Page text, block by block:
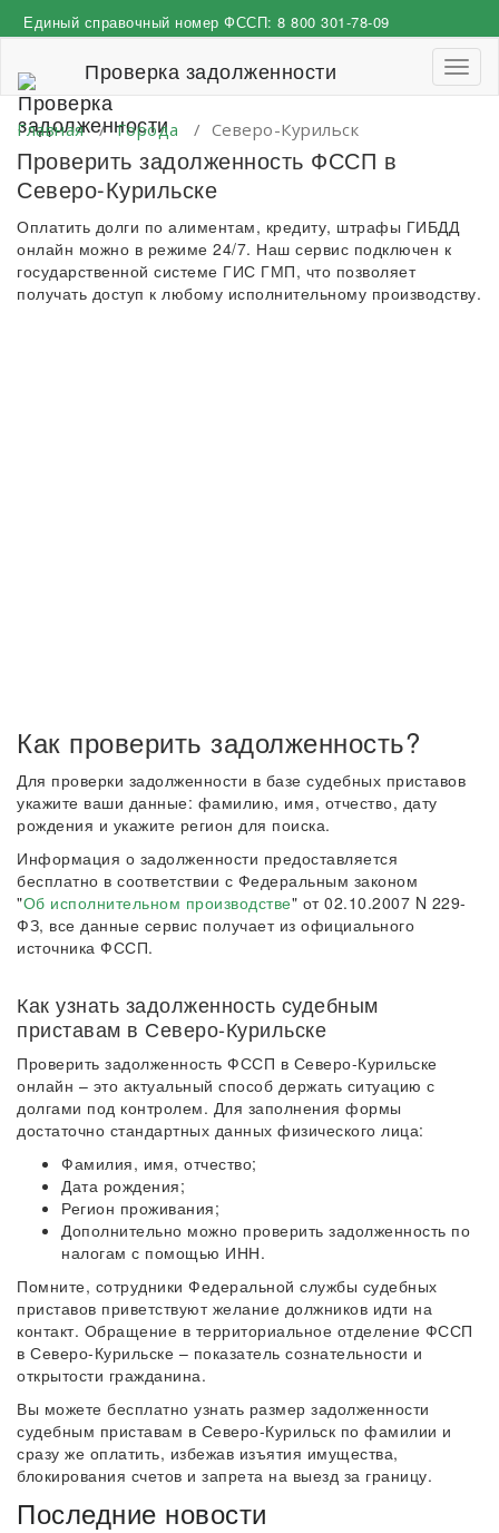
к
Единый справочный номер ФССП: 8 800 301-78-09
Проверка задолженности
Главная/Города / Северо-Курильск
Проверить задолженность ФССП в
Северо-Курильске
Оплатить долги по алиментам, кредиту, штрафы ГИБДД
онлайн можно в режиме 24/7. Наш сервис подключен к
государственной системе ГИС ГМП, что позволяет
получать доступ к любому исполнительному производству.
Как проверить задолженность?
Для проверки задолженности в базе судебных приставов
укажите ваши данные: фамилию, имя, отчество, дату
рождения и укажите регион для поиска.
Информация о задолженности предоставляется
бесплатно в соответствии с Федеральным законом
"Об исполнительном производстве" от 02.10.2007 N 229-
ФЗ, все данные сервис получает из официального
источника ФССП.
Как узнать задолженность судебным
приставам в Северо-Курильске
Проверить задолженность ФССП в Северо-Курильске
онлайн – это актуальный способ держать ситуацию с
долгами под контролем. Для заполнения формы
достаточно стандартных данных физического лица:
Фамилия, имя, отчество;
Дата рождения;
Регион проживания;
Дополнительно можно проверить задолженность по
налогам с помощью ИНН.
Помните, сотрудники Федеральной службы судебных
приставов приветствуют желание должников идти на
контакт. Обращение в территориальное отделение ФССП
в Северо-Курильске – показатель сознательности и
открытости гражданина.
Вы можете бесплатно узнать размер задолженности
судебным приставам в Северо-Курильск по фамилии и
сразу же оплатить, избежав изъятия имущества,
блокирования счетов и запрета на выезд за границу.
Последние новости